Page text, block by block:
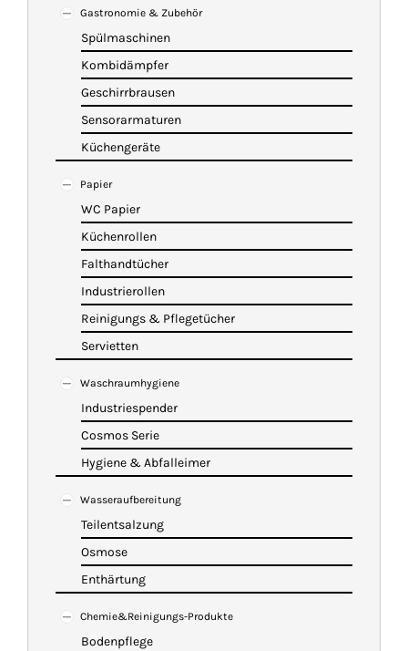
WARENKORB
Gastronomie & Zubehör
Spülmaschinen
Kombidämpfer
Geschirrbrausen
Sensorarmaturen
Küchengeräte
Papier
WC Papier
Küchenrollen
Falthandtücher
Industrierollen
Reinigungs & Pflegetücher
Servietten
Waschraumhygiene
Industriespender
Cosmos Serie
Hygiene & Abfalleimer
Wasseraufbereitung
Teilentsalzung
Osmose
Enthärtung
Chemie&Reinigungs-Produkte
Bodenpflege